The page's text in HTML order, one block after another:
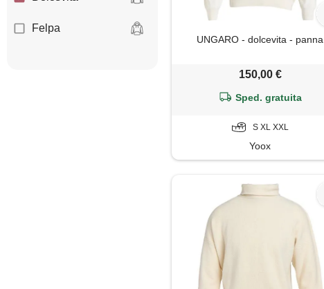
Felpa
UNGARO - dolcevita - panna
150,00 €
Sped. gratuita
S XL XXL
Yoox